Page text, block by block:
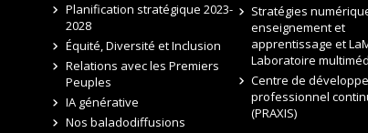
Planification stratégique 2023-
2028
Équité, Diversité et Inclusion
Relations avec les Premiers
Peuples
IA générative
Nos baladodiffusions
Stratégies
enseignement et
apprentissage et
Laboratoire
Centre de
professionnel
(PRAXIS)